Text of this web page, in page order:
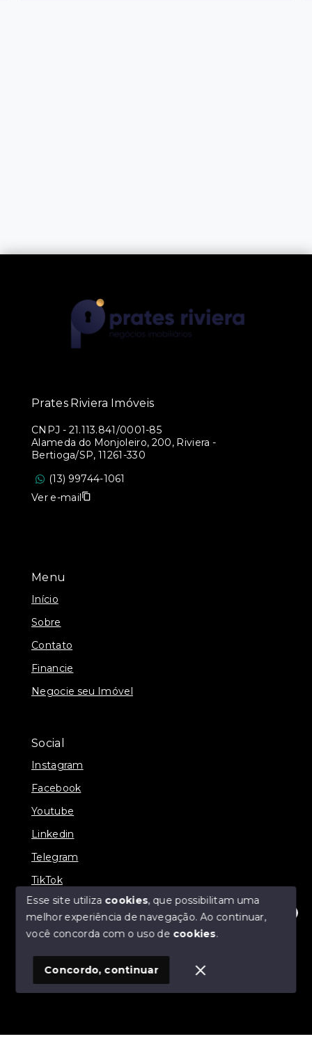
Olá! Estamos disponíveis para te ajudar.
Menu
Início
Sobre
Contato
Financie
Negocie seu Imóvel
Social
Instagram
Facebook
Youtube
Linkedin
Telegram
TikTok
© Copyright 2026 - Prates Riviera Imóveis - Todos os
SITE PARA IMOBILIARIA
Prates Riviera Imóveis
CNPJ - 21.113.841/0001-85
Alameda do Monjoleiro, 200, Riviera -
Bertioga/SP, 11261-330
(13) 99744-1061
Ver e-mail
Esse site utiliza cookies, que possibilitam uma
melhor experiência de navegação.Ao continuar,
você concorda com o uso de cookies.
Concordo, continuar